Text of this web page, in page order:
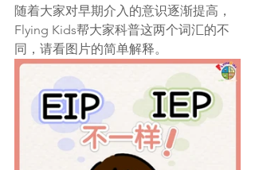
随着大家对早期介入的意识逐渐提高，
Flying Kids帮大家科普这两个词汇的不
同，请看图片的简单解释。